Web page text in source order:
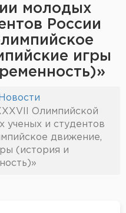
молодых
России
игры
Новости
Олимпийской
ученых и студентов
движение,
(история и